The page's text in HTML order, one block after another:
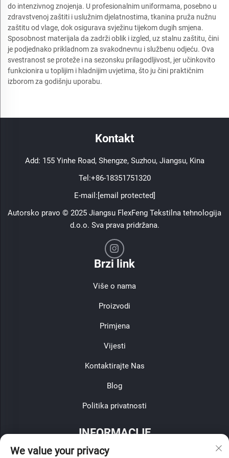
do intenzivnog znojenja. U profesionalnim uniformama, posebno u
zdravstvenoj zaštiti i uslužnim djelatnostima, tkanina pruža nužnu
zaštitu od vlage, dok osigurava svježinu tijekom dugih smjena.
Sposobnost materijala da zadrži oblik i izgled, uz stalnu zaštitu, čini
je podjednako prikladnom za svakodnevnu i službenu odjeću. Ova
svestranost se proteže i na sezonsku prilagodljivost, jer učinkovito
funkcionira u toplijim i hladnijim uvjetima, što ju čini praktičnim
izborom za godišnju uporabu.
Kontakt
Add: 155 Yinhe Road, Shengze, Suzhou, Jiangsu, Kina
Tel:+86-18351751320
E-mail:[email protected]
Autorsko pravo © 2025 Jiangsu FlexFeng Tekstilna tehnologija
d.o.o. Sva prava pridržana.
Brzi link
Više o nama
Proizvodi
Primjena
Vijesti
Kontaktirajte Nas
Blog
Politika privatnosti
INFORMACIJE
Prijavite se za primanje našeg tjednog biltena
We value your privacy